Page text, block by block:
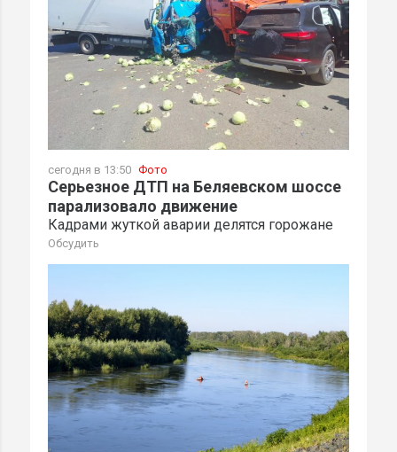
сегодня в 13:50 Фото
Серьезное ДТП на Беляевском шоссе
парализовало движение
Кадрами жуткой аварии делятся горожане
Обсудить